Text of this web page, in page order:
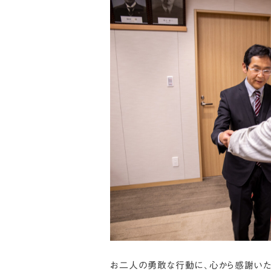
お二人の勇敢な行動に、心から感謝いた